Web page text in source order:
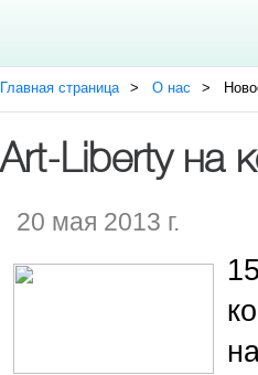
Главная страница О нас
Art-Liberty на
20 мая 2013 г.